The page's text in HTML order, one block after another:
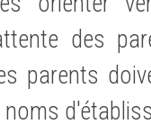
des
parents